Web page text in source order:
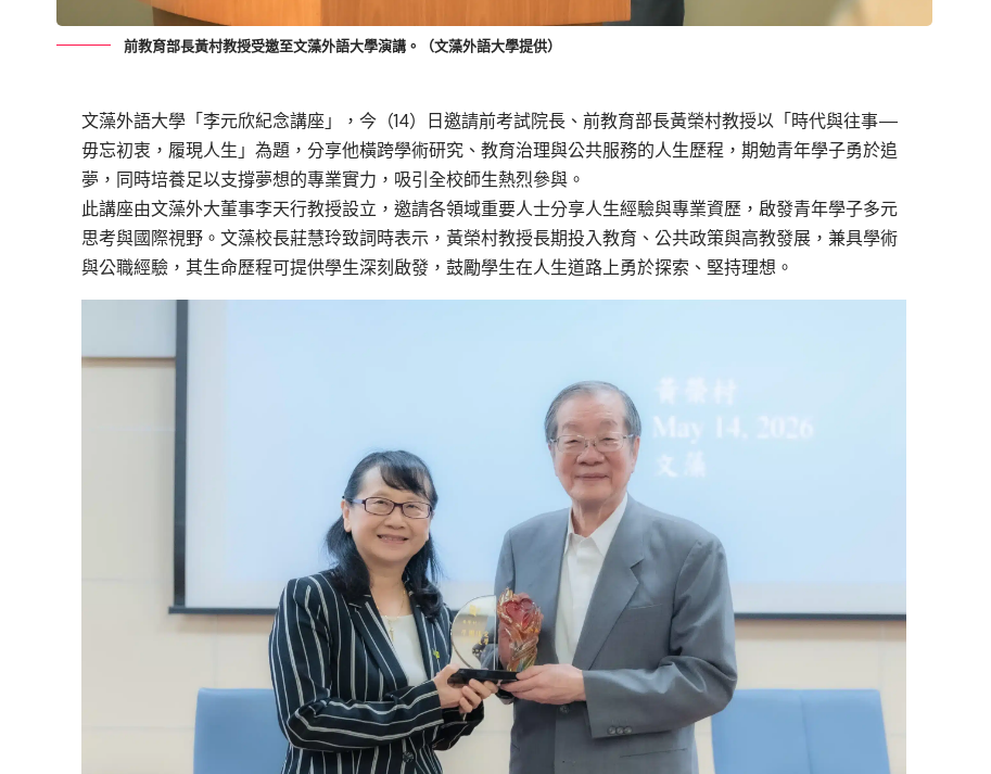
前教育部長黃村教授受邀至文藻外語大學演講。（文藻外語大學提供）
文藻外語大學「李元欣紀念講座」，今（14）日邀請前考試院長、前教育部長黃榮村教授以 「 時代與往事—
毋忘初衷，履現人生」為題 ，分享他橫跨學術研究 、教育治理與公共服務的人生歷程，期勉青年學子勇於追
夢，同時培養足以支撐夢想的專業實力 ， 吸引全校師生熱烈參與。
此講座由文藻外大董事李天行教授設立，邀請各領域重要人士分享人生經驗與專業資歷 ，啟發青年學子多元
思考與國際視野。文藻校長莊慧玲致詞 時表示，黃榮村教授長期投入教育、公共政策與高教發展， 兼具學術
與公職經驗 ，其生命歷程可提供學生深刻啟發，鼓勵學生在人生道路上勇於探索、堅持理想。